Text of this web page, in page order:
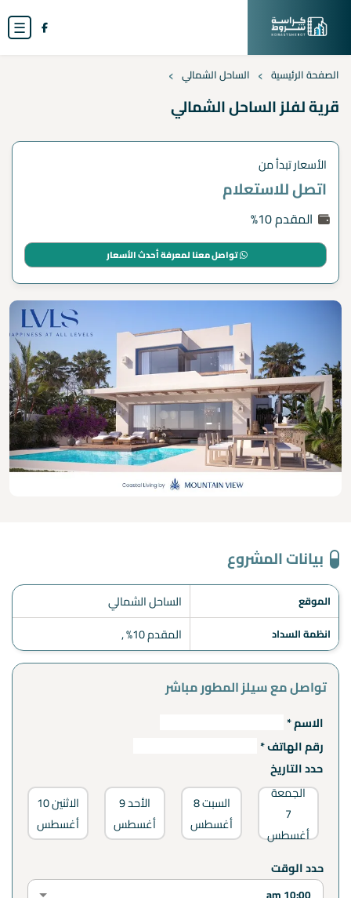
☰
الصفحة الرئيسية › الساحل الشمالي ›
قرية لفلز الساحل الشمالي
الأسعار تبدأ من
اتصل للاستعلام
المقدم 10%
تواصل معنا لمعرفة أحدث الأسعار
بيانات المشروع
الموقع الساحل الشمالي
انظمة السداد المقدم 10% ,
تواصل مع سيلز المطور مباشر
الاسم *
رقم الهاتف *
حدد التاريخ
الجمعة
7
أغسطس
السبت8
أغسطس
الأحد9
أغسطس
الاثنين10
أغسطس
حدد الوقت